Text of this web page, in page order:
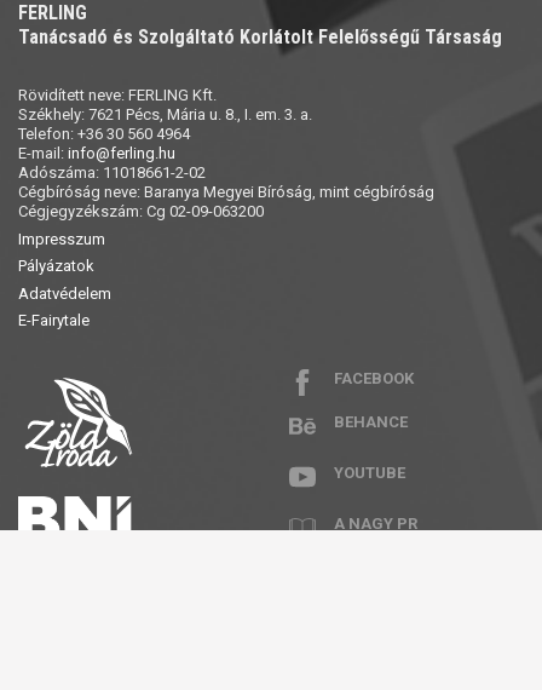
FERLING
Tanácsadó és Szolgáltató Korlátolt Felelősségű Társaság
Rövidített neve: FERLING Kft.
Székhely: 7621 Pécs, Mária u. 8., I. em. 3. a.
Telefon: +36 30 560 4964
E-mail: info@ferling.hu
Adószáma: 11018661-2-02
Cégbíróság neve: Baranya Megyei Bíróság, mint cégbíróság
Cégjegyzékszám: Cg 02-09-063200
Impresszum
Pályázatok
Adatvédelem
E-Fairytale
FACEBOOK
BEHANCE
YOUTUBE
A NAGY PR